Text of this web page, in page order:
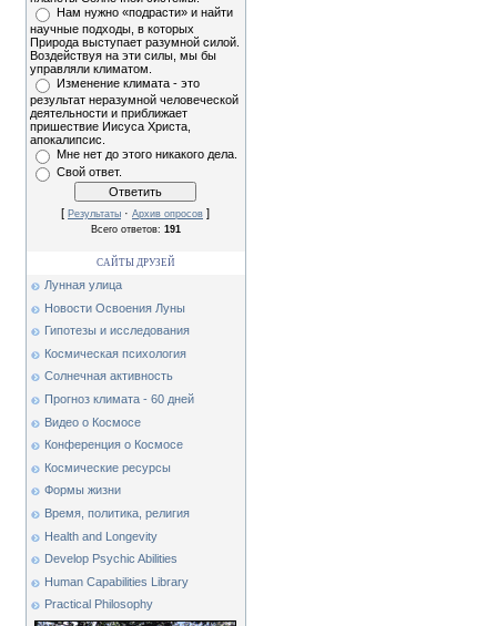
Нам нужно «подрасти» и найти
научные подходы, в которых
Природа выступает разумной силой.
Воздействуя на эти силы, мы бы
управляли климатом.
Изменение климата - это
результат неразумной человеческой
деятельности и приближает
пришествие Иисуса Христа,
апокалипсис.
Мне нет до этого никакого дела.
Свой ответ.
[ Результаты · Архив опросов ]
Всего ответов: 191
САЙТЫ ДРУЗЕЙ
Лунная улица
Новости Освоения Луны
Гипотезы и исследования
Космическая психология
Солнечная активность
Прогноз климата - 60 дней
Видео о Космосе
Конференция о Космосе
Космические ресурсы
Формы жизни
Время, политика, религия
Health and Longevity
Develop Psychic Abilities
Human Capabilities Library
Practical Philosophy